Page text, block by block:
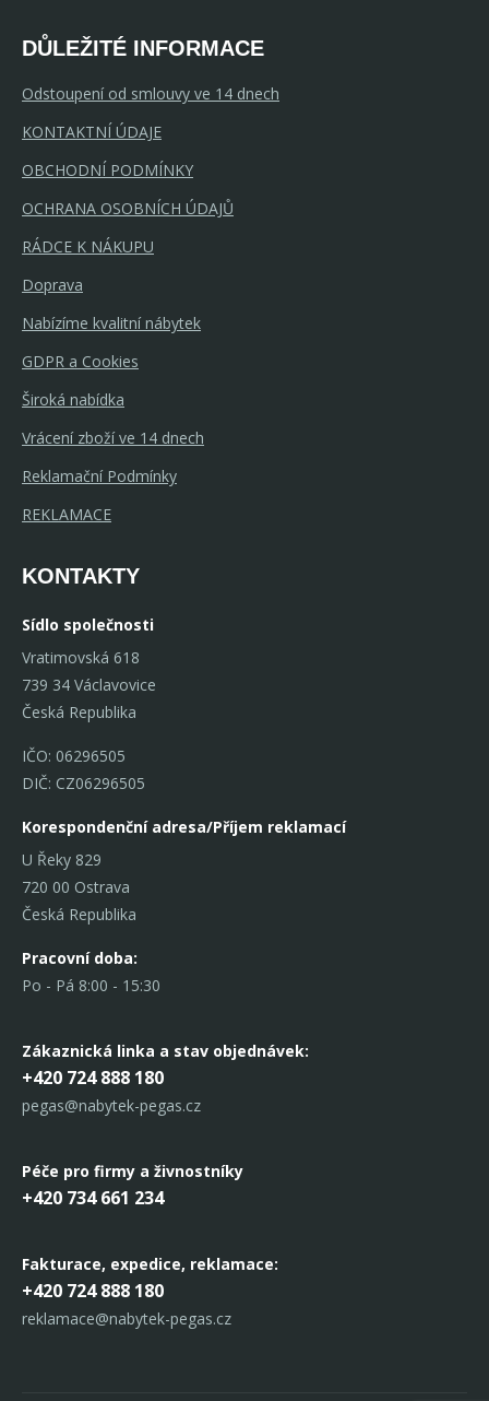
DŮLEŽITÉ INFORMACE
Odstoupení od smlouvy ve 14 dnech
KONTAKTNÍ ÚDAJE
OBCHODNÍ PODMÍNKY
OCHRANA OSOBNÍCH ÚDAJŮ
RÁDCE K NÁKUPU
Doprava
Nabízíme kvalitní nábytek
GDPR a Cookies
Široká nabídka
Vrácení zboží ve 14 dnech
Reklamační Podmínky
REKLAMACE
KONTAKTY
Sídlo společnosti
Vratimovská 618
739 34 Václavovice
Česká Republika
IČO: 06296505
DIČ: CZ06296505
Korespondenční adresa/Příjem reklamací
U Řeky 829
720 00 Ostrava
Česká Republika
Pracovní doba:
Po - Pá 8:00 - 15:30
Zákaznická linka a stav objednávek:
+420 724 888 180
pegas@nabytek-pegas.cz
Péče pro firmy a živnostníky
+420 734 661 234
Fakturace, expedice, reklamace:
+420 724 888 180
reklamace@nabytek-pegas.cz